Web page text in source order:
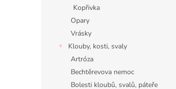
Kopřivka
Opary
Vrásky
Klouby, kosti, svaly
Artróza
Bechtěrevova nemoc
Bolesti kloubů, svalů, páteře